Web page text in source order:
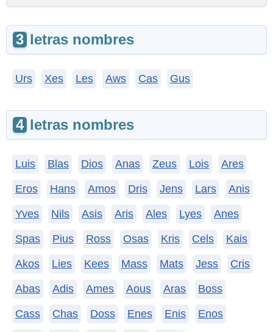
3 letras nombres
Urs Xes Les Aws Cas Gus
4 letras nombres
Luis Blas Dios Anas Zeus Lois Ares
Eros Hans Amos Dris Jens Lars Anis
Yves Nils Asis Aris Ales Lyes Anes
Spas Pius Ross Osas Kris Cels Kais
Akos Lies Kees Mass Mats Jess Cris
Abas Adis Ames Aous Aras Boss
Cass Chas Doss Enes Enis Enos